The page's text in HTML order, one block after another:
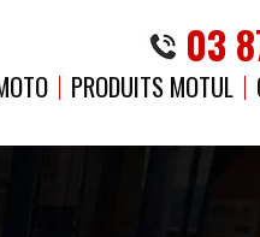
03
PRODUITS MOTUL